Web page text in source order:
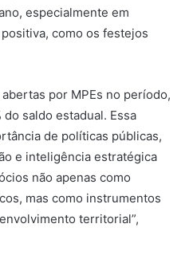
especialmente em
como os festejos
por MPEs no período,
saldo estadual. Essa
de políticas públicas,
e inteligência estratégica
não apenas como
mas como instrumentos
territorial”,